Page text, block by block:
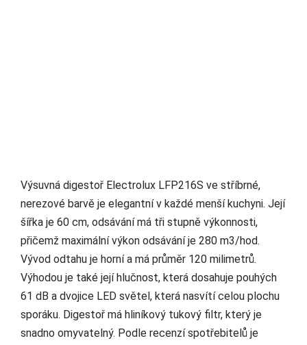
Výsuvná digestoř Electrolux LFP216S ve stříbrné,
nerezové barvě je elegantní v každé menší kuchyni. Její
šířka je 60 cm, odsávání má tři stupně výkonnosti,
přičemž maximální výkon odsávání je 280 m3/hod.
Vývod odtahu je horní a má průměr 120 milimetrů.
Výhodou je také její hlučnost, která dosahuje pouhých
61 dB a dvojice LED světel, která nasvítí celou plochu
sporáku. Digestoř má hliníkový tukový filtr, který je
snadno omyvatelný. Podle recenzí spotřebitelů je